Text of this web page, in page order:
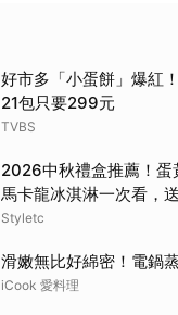
好市多「小蛋餅」爆紅
21包只要299元
TVBS
2026中秋禮盒推薦！蛋
馬卡龍冰淇淋一次看，
Styletc
滑嫩無比好綿密！電鍋
iCook 愛料理